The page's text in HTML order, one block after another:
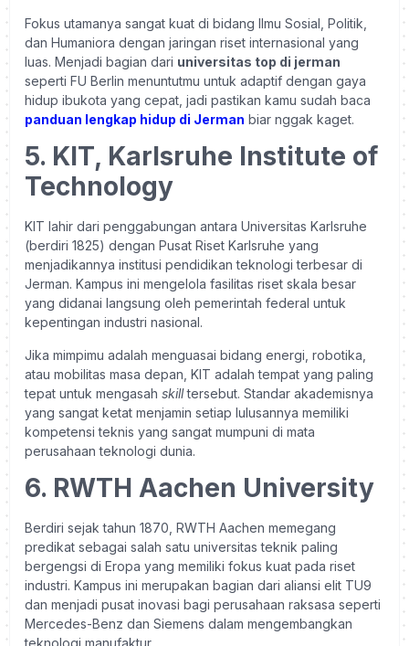
Fokus utamanya sangat kuat di bidang Ilmu Sosial, Politik,
dan Humaniora dengan jaringan riset internasional yang
luas. Menjadi bagian dari universitas top di jerman
seperti FU Berlin menuntutmu untuk adaptif dengan gaya
hidup ibukota yang cepat, jadi pastikan kamu sudah baca
panduan lengkap hidup di Jerman biar nggak kaget.
5. KIT, Karlsruhe Institute of
Technology
KIT lahir dari penggabungan antara Universitas Karlsruhe
(berdiri 1825) dengan Pusat Riset Karlsruhe yang
menjadikannya institusi pendidikan teknologi terbesar di
Jerman. Kampus ini mengelola fasilitas riset skala besar
yang didanai langsung oleh pemerintah federal untuk
kepentingan industri nasional.
Jika mimpimu adalah menguasai bidang energi, robotika,
atau mobilitas masa depan, KIT adalah tempat yang paling
tepat untuk mengasah skilltersebut. Standar akademisnya
yang sangat ketat menjamin setiap lulusannya memiliki
kompetensi teknis yang sangat mumpuni di mata
perusahaan teknologi dunia.
6. RWTH Aachen University
Berdiri sejak tahun 1870, RWTH Aachen memegang
predikat sebagai salah satu universitas teknik paling
bergengsi di Eropa yang memiliki fokus kuat pada riset
industri. Kampus ini merupakan bagian dari aliansi elit TU9
dan menjadi pusat inovasi bagi perusahaan raksasa seperti
Mercedes-Benz dan Siemens dalam mengembangkan